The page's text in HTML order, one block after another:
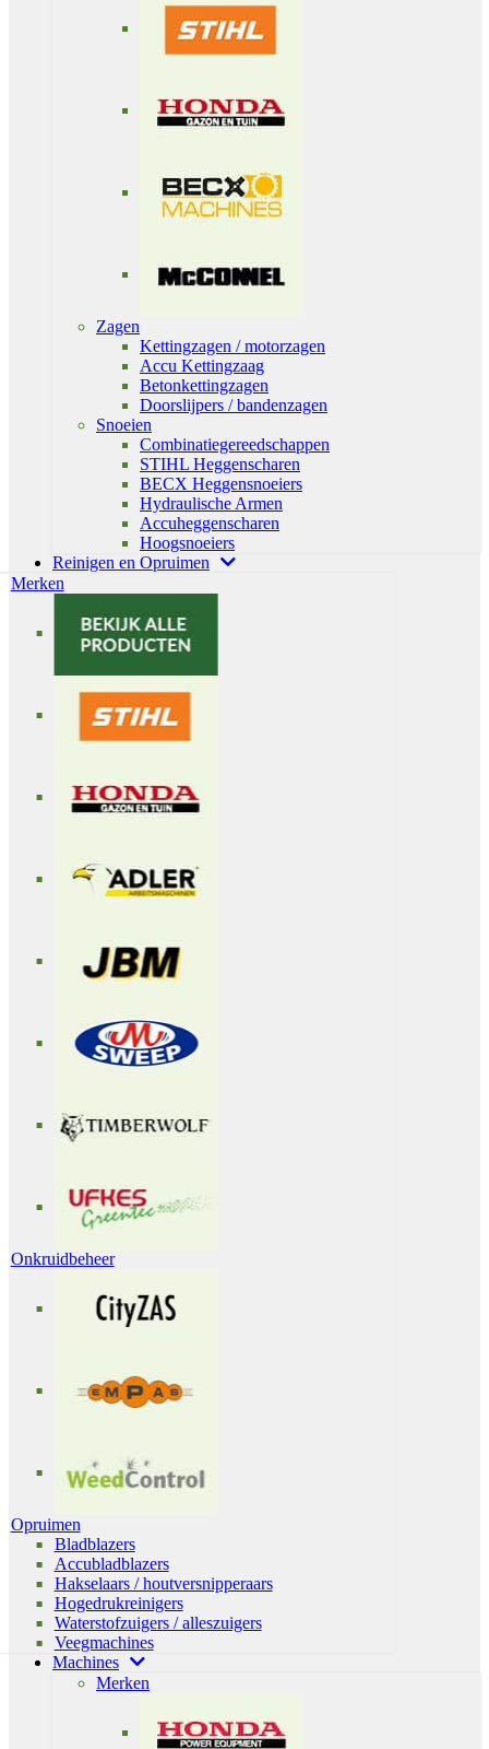
Zagen
Kettingzagen / motorzagen
Accu Kettingzaag
Betonkettingzagen
Doorslijpers / bandenzagen
Snoeien
Combinatiegereedschappen
STIHL Heggenscharen
BECX Heggensnoeiers
Hydraulische Armen
Accuheggenscharen
Hoogsnoeiers
Reinigen en Opruimen
Merken
Onkruidbeheer
Opruimen
Bladblazers
Accubladblazers
Hakselaars / houtversnipperaars
Hogedrukreinigers
Waterstofzuigers / alleszuigers
Veegmachines
Machines
Merken